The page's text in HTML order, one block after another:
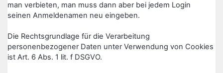
man verbieten, man muss dann aber bei jedem Login
seinen Anmeldenamen neu eingeben.
Die Rechtsgrundlage für die Verarbeitung
personenbezogener Daten unter Verwendung von Cookies
ist Art. 6 Abs. 1 lit. f DSGVO.